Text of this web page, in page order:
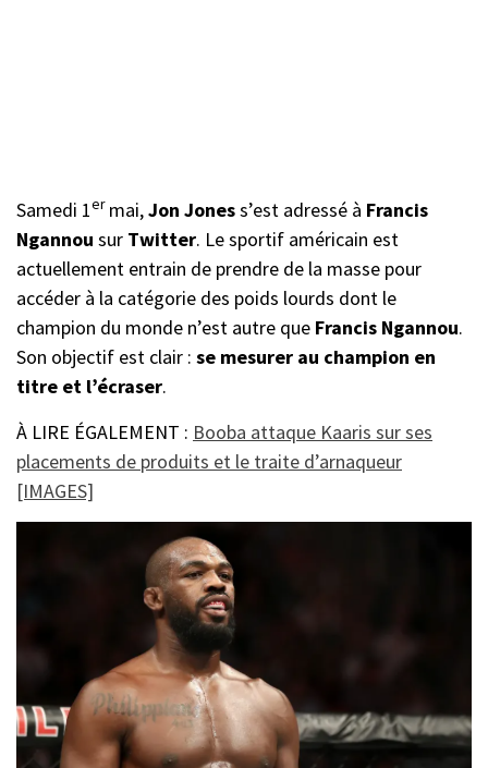
Samedi 1ermai,Jon Joness’est adressé à Francis
Ngannou sur Twitter. Le sportif américain est
actuellement entrain de prendre de la masse pour
accéder à la catégorie des poids lourds dont le
champion du monde n’est autre que Francis Ngannou.
Son objectif est clair : se mesurer au champion en
titre et l’écraser.
À LIRE ÉGALEMENT : Booba attaque Kaaris sur ses
placements de produits et le traite d’arnaqueur
[IMAGES]